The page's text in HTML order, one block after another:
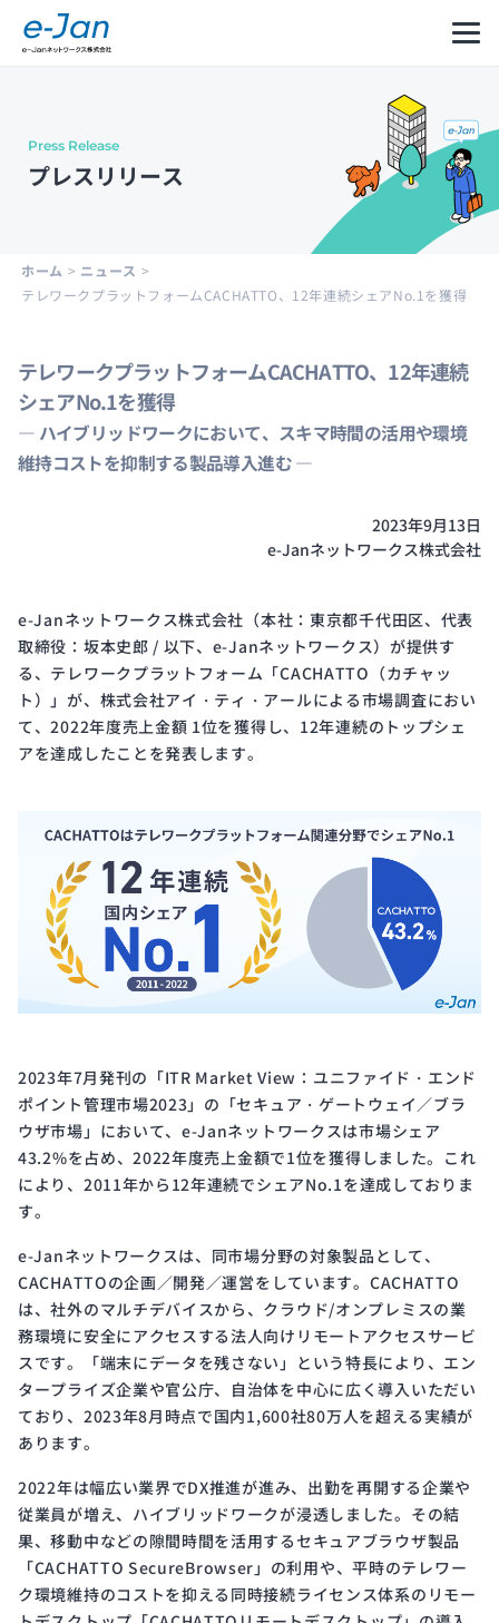
Company
Information
Message
from
メッ
セー
Leadership
経営
陣紹
沿革
Cycle
開発
サイ
制
Public
Notice
ISMS
Certification
Press Release
プレスリリース
ホーム > ニュース >
テレワークプラットフォームCACHATTO、12年連続シェアNo.1を獲得
テレワークプラットフォームCACHATTO、12年連続
シェアNo.1を獲得
― ハイブリッドワークにおいて、スキマ時間の活用や環境
維持コストを抑制する製品導入進む ―
2023年9月13日
e-Janネットワークス株式会社
e-Janネットワークス株式会社（本社：東京都千代田区、代表
取締役：坂本史郎 / 以下、e-Janネットワークス）が提供す
る、テレワークプラットフォーム「CACHATTO（カチャッ
ト）」が、株式会社アイ・ティ・アールによる市場調査におい
て、2022年度売上金額 1位を獲得し、12年連続のトップシェ
アを達成したことを発表します。
2023年7月発刊の「ITR Market View：ユニファイド・エンド
ポイント管理市場2023」の「セキュア・ゲートウェイ／ブラ
ウザ市場」において、e-Janネットワークスは市場シェア
43.2%を占め、2022年度売上金額で1位を獲得しました。これ
により、2011年から12年連続でシェアNo.1を達成しておりま
す。
e-Janネットワークスは、同市場分野の対象製品として、
CACHATTOの企画／開発／運営をしています。CACHATTO
は、社外のマルチデバイスから、クラウド/オンプレミスの業
務環境に安全にアクセスする法人向けリモートアクセスサービ
スです。「端末にデータを残さない」という特長により、エン
タープライズ企業や官公庁、自治体を中心に広く導入いただい
ており、2023年8月時点で国内1,600社80万人を超える実績が
あります。
2022年は幅広い業界でDX推進が進み、出勤を再開する企業や
従業員が増え、ハイブリッドワークが浸透しました。その結
果、移動中などの隙間時間を活用するセキュアブラウザ製品
「CACHATTO SecureBrowser」の利用や、平時のテレワー
ク環境維持のコストを抑える同時接続ライセンス体系のリモー